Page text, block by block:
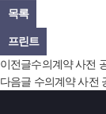
목록
프린트
이전글수의계약 사전
다음글 수의계약 사전